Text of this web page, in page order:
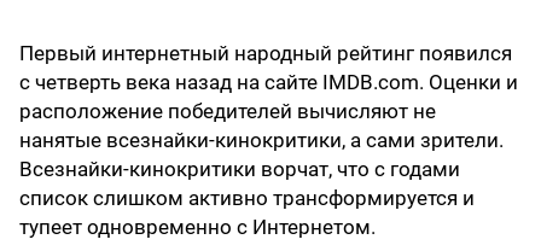
Первый интернетный народный рейтинг появился
с четверть века назад на сайте IMDB.com. Оценки и
расположение победителей вычисляют не
нанятые всезнайки-кинокритики, а сами зрители.
Всезнайки-кинокритики ворчат, что с годами
список слишком активно трансформируется и
тупеет одновременно с Интернетом.